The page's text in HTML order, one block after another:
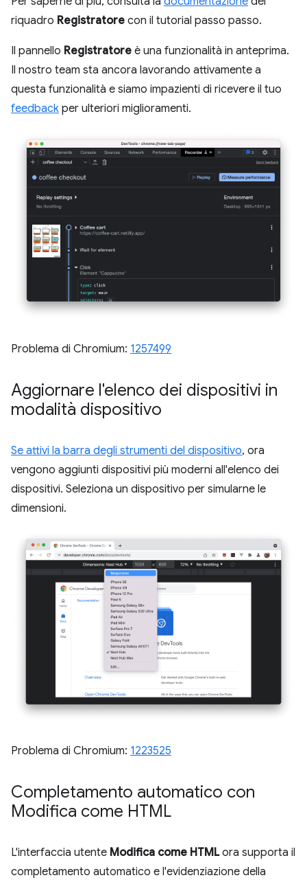
riquadro Registratore con il tutorial passo passo.
Il pannello Registratore è una funzionalità in anteprima.
Il nostro team sta ancora lavorando attivamente a
questa funzionalità e siamo impazienti di ricevere il tuo
feedback per ulteriori miglioramenti.
Problema di Chromium: 1257499
Aggiornare l'elenco dei dispositivi in
modalità dispositivo
Se attivi la barra degli strumenti del dispositivo, ora
vengono aggiunti dispositivi più moderni all'elenco dei
dispositivi. Seleziona un dispositivo per simularne le
dimensioni.
Problema di Chromium: 1223525
Completamento automatico con
Modifica come HTML
L'interfaccia utente Modifica come HTMLora supporta il
completamento automatico e l'evidenziazione della